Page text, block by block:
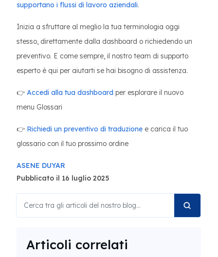
supportano i flussi di lavoro aziendali.
Inizia a sfruttare al meglio la tua terminologia oggi
stesso, direttamente dalla dashboard o richiedendo un
preventivo. E come sempre, il nostro team di supporto
esperto è qui per aiutarti se hai bisogno di assistenza.
👉 Accedi alla tua dashboard per esplorare il nuovo
menu Glossari
👉 Richiedi un preventivo di traduzione e carica il tuo
glossario con il tuo prossimo ordine
ASENE DUYAR
Pubblicato il 16 luglio 2025
Articoli correlati